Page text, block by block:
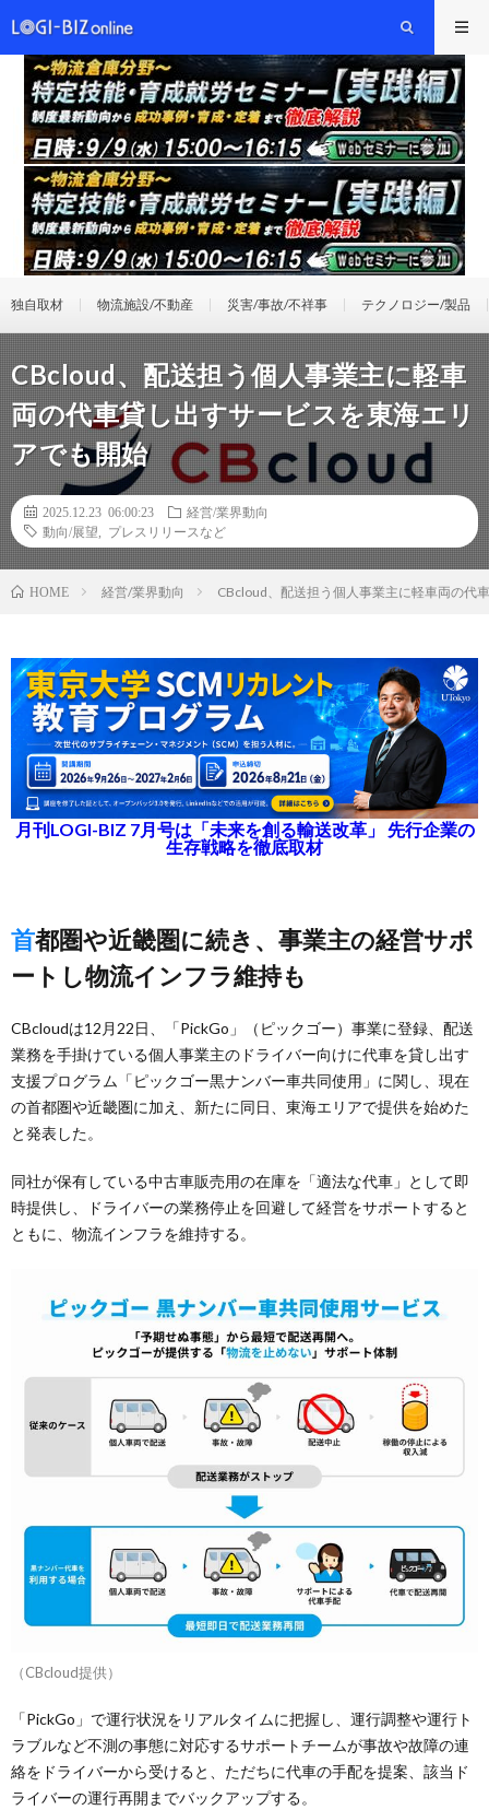
独自取材 物流施設/不動産 災害/事故/不祥事 テクノロジー/製品
CBcloud、配送担う個人事業主に軽車
両の代車貸し出すサービスを東海エリ
アでも開始
2025.12.23 06:00:23
経営/業界動向
動向/展望
プレスリリースなど
HOME 経営/業界動向 CBcloud、配送担う個人事業主に軽車両の代
月刊LOGI-BIZ 7月号は「未来を創る輸送改革」 先行企業の
生存戦略を徹底取材
首都圏や近畿圏に続き、事業主の経営サポ
ートし物流インフラ維持も
CBcloudは12月22日、「PickGo」（ピックゴー）事業に登録、配送
業務を手掛けている個人事業主のドライバー向けに代車を貸し出す
支援プログラム「ピックゴー黒ナンバー車共同使用」に関し、現在
の首都圏や近畿圏に加え、新たに同日、東海エリアで提供を始めた
と発表した。
同社が保有している中古車販売用の在庫を「適法な代車」として即
時提供し、ドライバーの業務停止を回避して経営をサポートすると
ともに、物流インフラを維持する。
（CBcloud提供）
「PickGo」で運行状況をリアルタイムに把握し、運行調整や運行ト
ラブルなど不測の事態に対応するサポートチームが事故や故障の連
絡をドライバーから受けると、ただちに代車の手配を提案、該当ド
ライバーの運行再開までバックアップする。